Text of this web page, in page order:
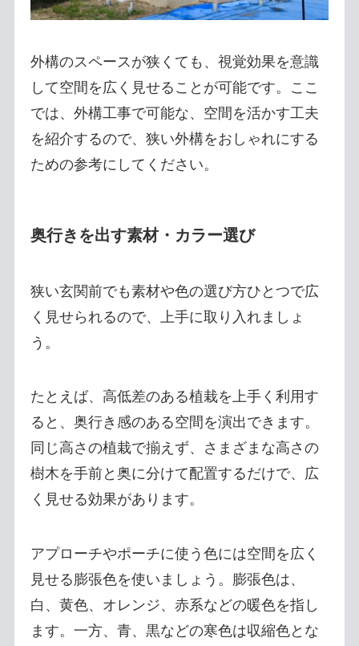
外構のスペースが狭くても、視覚効果を意識
して空間を広く見せることが可能です。ここ
では、外構工事で可能な、空間を活かす工夫
を紹介するので、狭い外構をおしゃれにする
ための参考にしてください。
奥行きを出す素材・カラー選び
狭い玄関前でも素材や色の選び方ひとつで広
く見せられるので、上手に取り入れましょ
う。
たとえば、高低差のある植栽を上手く利用す
ると、奥行き感のある空間を演出できます。
同じ高さの植栽で揃えず、さまざまな高さの
樹木を手前と奥に分けて配置するだけで、広
く見せる効果があります。
アプローチやポーチに使う色には空間を広く
見せる膨張色を使いましょう。膨張色は、
白、黄色、オレンジ、赤系などの暖色を指し
ます。一方、青、黒などの寒色は収縮色とな